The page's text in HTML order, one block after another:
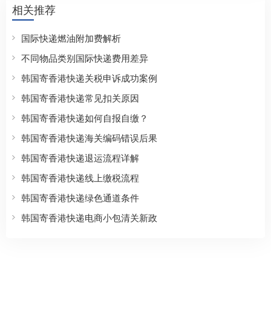
相关推荐
国际快递燃油附加费解析
不同物品类别国际快递费用差异
韩国寄香港快递关税申诉成功案例
韩国寄香港快递常见扣关原因
韩国寄香港快递如何自报自缴？
韩国寄香港快递海关编码错误后果
韩国寄香港快递退运流程详解
韩国寄香港快递线上缴税流程
韩国寄香港快递绿色通道条件
韩国寄香港快递电商小包清关新政